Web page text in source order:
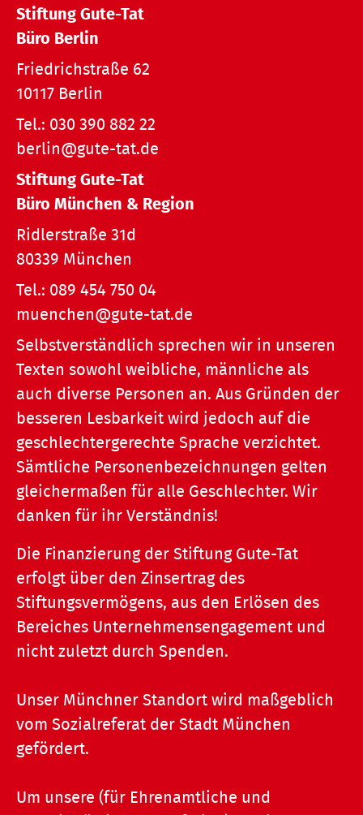
Stiftung Gute-Tat
Büro Berlin
Friedrichstraße 62
10117 Berlin
Tel.: 030 390 882 22
berlin@gute-tat.de
Stiftung Gute-Tat
Büro München & Region
Ridlerstraße 31d
80339 München
Tel.: 089 454 750 04
muenchen@gute-tat.de
Selbstverständlich sprechen wir in unseren
Texten sowohl weibliche, männliche als
auch diverse Personen an. Aus Gründen der
besseren Lesbarkeit wird jedoch auf die
geschlechtergerechte Sprache verzichtet.
Sämtliche Personenbezeichnungen gelten
gleichermaßen für alle Geschlechter. Wir
danken für ihr Verständnis!
Die Finanzierung der Stiftung Gute-Tat
erfolgt über den Zinsertrag des
Stiftungsvermögens, aus den Erlösen des
Bereiches Unternehmensengagement und
nicht zuletzt durch Spenden.
Unser Münchner Standort wird maßgeblich
vom Sozialreferat der Stadt München
gefördert.
Um unsere (für Ehrenamtliche und